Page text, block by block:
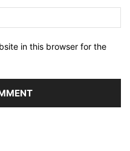
in this browser for the